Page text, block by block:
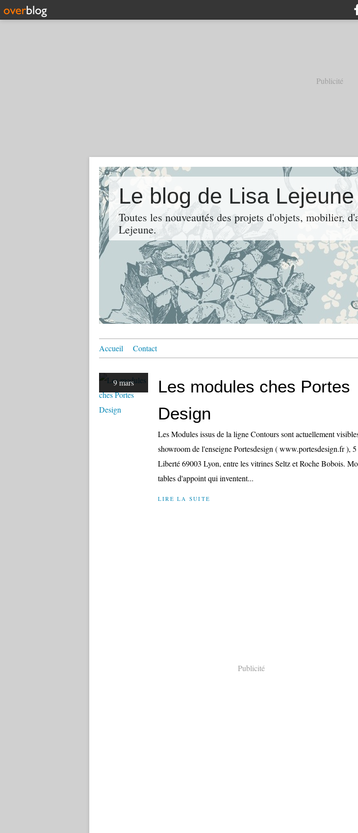
Publicité
Le blog de Lisa Lejeune
Toutes les nouveautés des projets d'objets, mobilier,
Lejeune.
Accueil Contact
9 mars
Les modules ches Portes
Design
Les Modules issus de la ligne Contours sont actuellement
showroom de l'enseigne Portesdesign ( www.portesdesign.fr ),
Liberté 69003 Lyon, entre les vitrines Seltz et Roche Bobois.
tables d'appoint qui inventent...
LIRE LA SUITE
Publicité